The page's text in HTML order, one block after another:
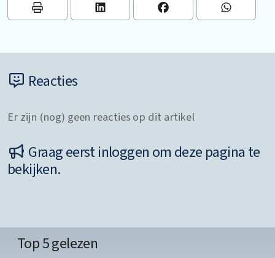
Reacties
Er zijn (nog) geen reacties op dit artikel
Graag eerst inloggen om deze pagina te
bekijken.
Top 5 gelezen